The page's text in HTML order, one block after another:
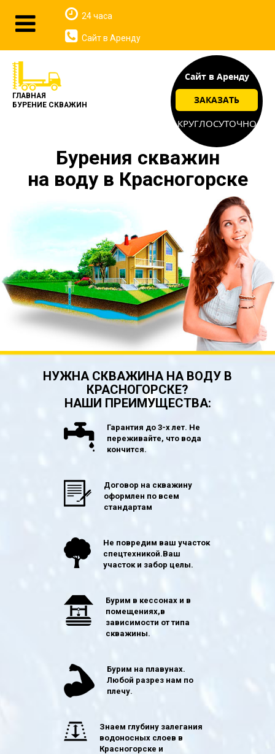
ГЛАВНАЯ
БУРЕНИЕ СКВАЖИН
Бурения скважин
на воду в Красногорске
Сайт в Аренду
ЗАКАЗАТЬ
КРУГЛОСУТОЧНО
24 часа
Сайт в Аренду
НУЖНА СКВАЖИНА НА ВОДУ В
КРАСНОГОРСКЕ?
НАШИ ПРЕИМУЩЕСТВА:
Гарантия до 3-х лет. Не
переживайте, что вода
кончится.
Договор на скважину
оформлен по всем
стандартам
Не повредим ваш участок
спецтехникой.Ваш
участок и забор целы.
Бурим в кессонах и в
помещениях,в
зависимости от типа
скважины.
Бурим на плавунах.
Любой разрез нам по
плечу.
Знаем глубину залегания
водоносных слоев в
Красногорске и